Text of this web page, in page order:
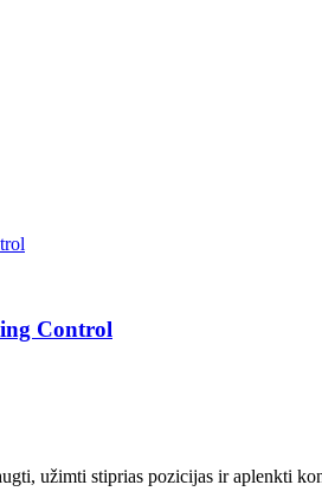
Control
užimti stiprias pozicijas ir aplenkti